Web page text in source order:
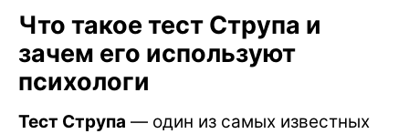
Что такое тест Струпа и
зачем его используют
психологи
Тест Струпа — один из самых известных